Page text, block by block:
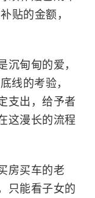
贴的金额，
沉甸甸的爱，
线的考验，
支出，给予者
这漫长的流程
房买车的老
只能看子女的